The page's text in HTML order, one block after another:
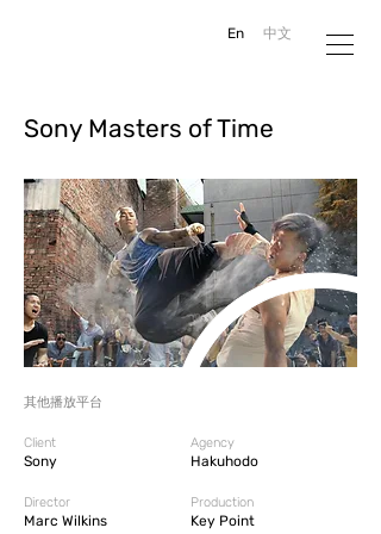
En 中文
Sony Masters of Time
其他播放平台
Client Agency
Sony Hakuhodo
Director Production
Marc Wilkins Key Point